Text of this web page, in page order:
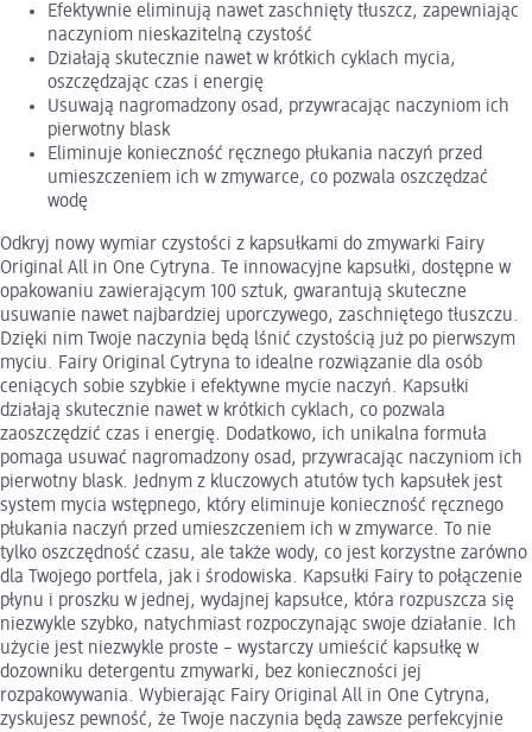
Efektywnie eliminują nawet zaschnięty tłuszcz, zapewniając
naczyniom nieskazitelną czystość
Działają skutecznie nawet w krótkich cyklach mycia,
oszczędzając czas i energię
Usuwają nagromadzony osad, przywracając naczyniom ich
pierwotny blask
Eliminuje konieczność ręcznego płukania naczyń przed
umieszczeniem ich w zmywarce, co pozwala oszczędzać
wodę
Odkryj nowy wymiar czystości z kapsułkami do zmywarki Fairy
Original All in One Cytryna. Te innowacyjne kapsułki, dostępne w
opakowaniu zawierającym 100 sztuk, gwarantują skuteczne
usuwanie nawet najbardziej uporczywego, zaschniętego tłuszczu.
Dzięki nim Twoje naczynia będą lśnić czystością już po pierwszym
myciu. Fairy Original Cytryna to idealne rozwiązanie dla osób
ceniących sobie szybkie i efektywne mycie naczyń. Kapsułki
działają skutecznie nawet w krótkich cyklach, co pozwala
zaoszczędzić czas i energię. Dodatkowo, ich unikalna formuła
pomaga usuwać nagromadzony osad, przywracając naczyniom ich
pierwotny blask. Jednym z kluczowych atutów tych kapsułek jest
system mycia wstępnego, który eliminuje konieczność ręcznego
płukania naczyń przed umieszczeniem ich w zmywarce. To nie
tylko oszczędność czasu, ale także wody, co jest korzystne zarówno
dla Twojego portfela, jak i środowiska. Kapsułki Fairy to połączenie
płynu i proszku w jednej, wydajnej kapsułce, która rozpuszcza się
niezwykle szybko, natychmiast rozpoczynając swoje działanie. Ich
użycie jest niezwykle proste – wystarczy umieścić kapsułkę w
dozowniku detergentu zmywarki, bez konieczności jej
rozpakowywania. Wybierając Fairy Original All in One Cytryna,
zyskujesz pewność, że Twoje naczynia będą zawsze perfekcyjnie